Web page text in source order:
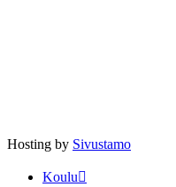
Hosting by Sivustamo
Koulu